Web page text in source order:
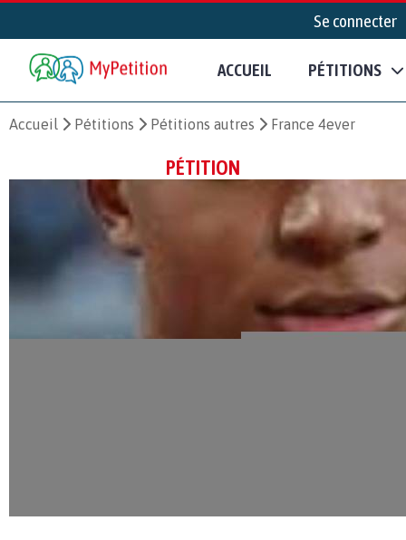
Se connecter
ACCUEIL PÉTITIONS
Accueil Pétitions Pétitions autres France 4ever
PÉTITION